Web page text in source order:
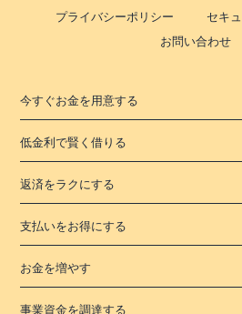
プライバシーポリシー
セキ
お問い合わせ
今すぐお金を用意する
低金利で賢く借りる
返済をラクにする
支払いをお得にする
お金を増やす
事業資金を調達する